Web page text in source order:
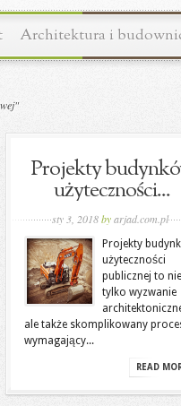
Architektura i
Projekty
użyteczności...
sty 3, 2018byarjad.com.pl
Projekty
użyteczności
publicznej to nie
tylko wyzwanie
ale także skomplikowany
wymagający...
READ